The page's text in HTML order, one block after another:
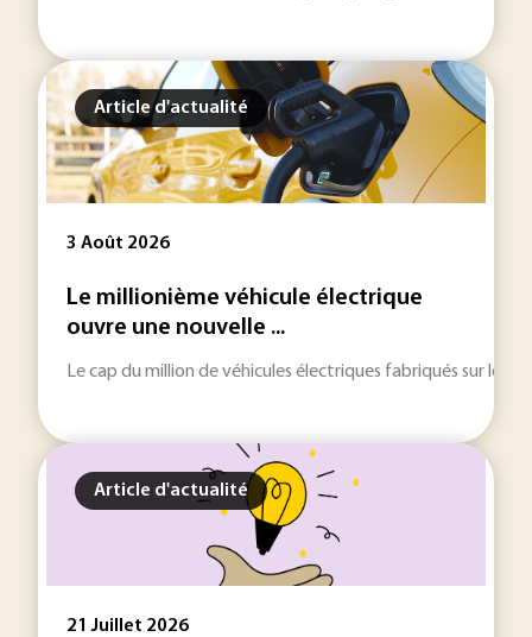
Article d'actualité
3 Août 2026
Le millionième véhicule électrique
ouvre une nouvelle ...
Le cap du million de véhicules électriques fabriqués sur le
Article d'actualité
21 Juillet 2026